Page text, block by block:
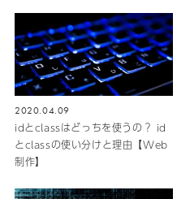
2020.04.09
idとclassはどっちを使うの？ id
とclassの使い分けと理由【Web
制作】